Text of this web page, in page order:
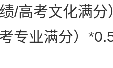
/高考文化满
专业满分）